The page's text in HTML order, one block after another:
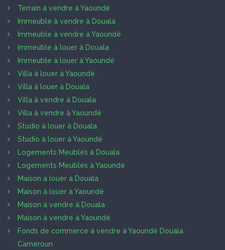
Terrain à vendre à Yaoundé
Immeuble à vendre à Douala
Immeuble à vendre à Yaoundé
Immeuble à louer à Douala
Immeuble à louer à Yaoundé
Villa à louer à Yaoundé
Villa à louer à Douala
Villa à vendre à Douala
Villa à vendre à Yaoundé
Studio à louer à Douala
Studio à louer à Yaoundé
Logements Meublés à Douala
Logements Meublés à Yaoundé
Maison à louer à Douala
Maison à louer à Yaoundé
Maison à vendre à Douala
Maison à vendre à Yaoundé
Fonds de commerce à vendre à Yaoundé Douala
Cameroun